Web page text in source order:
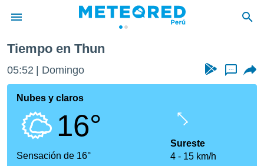
de
ha sido
calidad.
a este
Tiempo en Thun
05:52 Domingo ...
Nubes y claros
16°
Sensación de 16°
Sureste
4
15 km/h